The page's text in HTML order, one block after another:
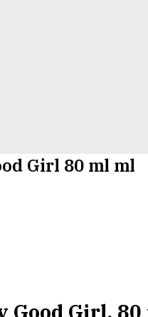
Girl 80 ml ml
Good Girl,